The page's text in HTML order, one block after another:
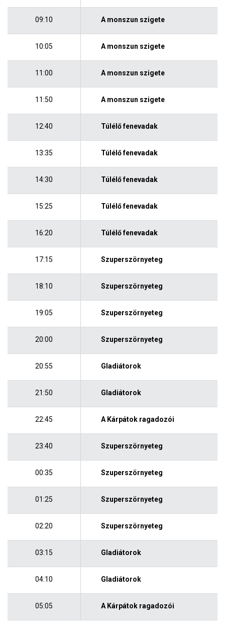
09:10 A monszun szigete
10:05 A monszun szigete
11:00 A monszun szigete
11:50 A monszun szigete
12:40 Túlélő fenevadak
13:35 Túlélő fenevadak
14:30 Túlélő fenevadak
15:25 Túlélő fenevadak
16:20 Túlélő fenevadak
17:15 Szuperszörnyeteg
18:10 Szuperszörnyeteg
19:05 Szuperszörnyeteg
20:00 Szuperszörnyeteg
20:55 Gladiátorok
21:50 Gladiátorok
22:45 A Kárpátok ragadozói
23:40 Szuperszörnyeteg
00:35 Szuperszörnyeteg
01:25 Szuperszörnyeteg
02:20 Szuperszörnyeteg
03:15 Gladiátorok
04:10 Gladiátorok
05:05 A Kárpátok ragadozói